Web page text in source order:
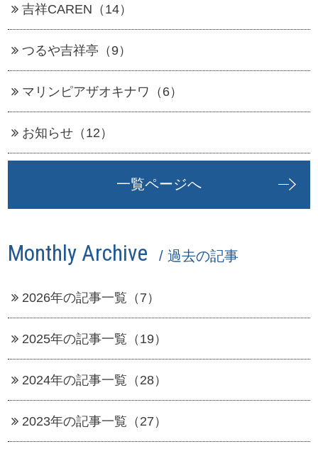
吉祥CAREN（14）
つるや吉祥亭（9）
マリンピアザオキナワ（6）
お知らせ（12）
一覧ページへ
Monthly Archive / 過去の記事
2026年の記事一覧（7）
2025年の記事一覧（19）
2024年の記事一覧（28）
2023年の記事一覧（27）